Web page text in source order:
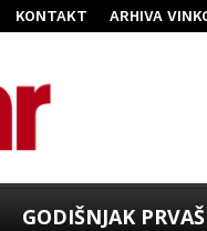
KONTAKT ARHIVA
GODIŠNJAK